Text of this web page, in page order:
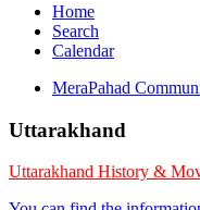
Home
Search
Calendar
MeraPahad
Uttarakhand
Uttarakhand History &